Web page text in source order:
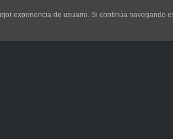
experiencia de usuario. Si continúa